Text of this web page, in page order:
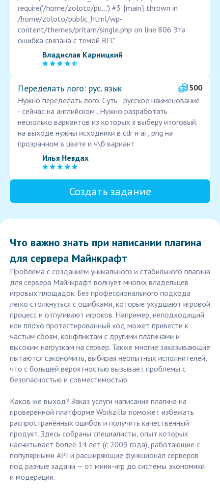
require('/home/zoloto/pu...') #3 {main} thrown in
/home/zoloto/public_html/wp-
content/themes/pritam/single.php on line 806 Эта
ошибка связана с темой ВП."
Владислав Карницкий
Переделать лого: рус. язык
500
Нужно переделать лого. Суть - русское наименование
- сейчас на английском . Нужно разработать
несколько вариантов из которых я выберу итоговый.
на выходе нужны исходники в cdr и ai , png на
прозрачном в цвете и ч\б вариант
Илья Невдах
Создать задание
Что важно знать при написании плагина
для сервера Майнкрафт
Проблема с созданием уникального и стабильного плагина
для сервера Майнкрафт волнует многих владельцев
игровых площадок. Без профессионального подхода
легко столкнуться с ошибками, которые ухудшают игровой
процесс и отпугивают игроков. Например, неподходящий
или плохо протестированный код может привести к
частым сбоям, конфликтам с другими плагинами и
высоким нагрузкам на сервер. Также многие заказывающие
пытаются сэкономить, выбирая неопытных исполнителей,
что с большей вероятностью вызывает проблемы с
безопасностью и совместимостью.
Каков же выход? Заказ услуги написания плагина на
проверенной платформе Workzilla поможет избежать
распространённых ошибок и получить качественный
продукт. Здесь собраны специалисты, опыт которых
насчитывает более 14 лет (с 2009 года), работающие с
популярными API и расширяющие функционал серверов
под разные задачи — от мини-игр до системы экономики
и модерации.